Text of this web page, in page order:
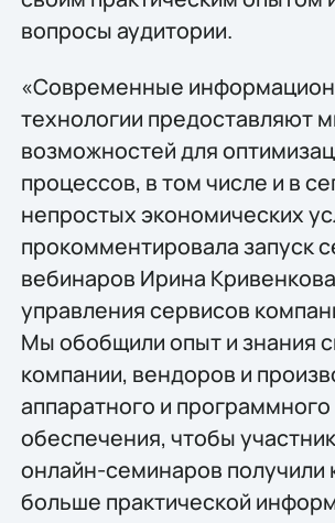
вопросы аудитории.
«Современные
технологии предоставляют
возможностей для
процессов, в том числе и в
непростых экономических
прокомментировала запуск
вебинаров Ирина
управления сервисов
Мы обобщили опыт и знания
компании, вендоров и
аппаратного и программного
обеспечения, чтобы
онлайн-семинаров получили
больше практической